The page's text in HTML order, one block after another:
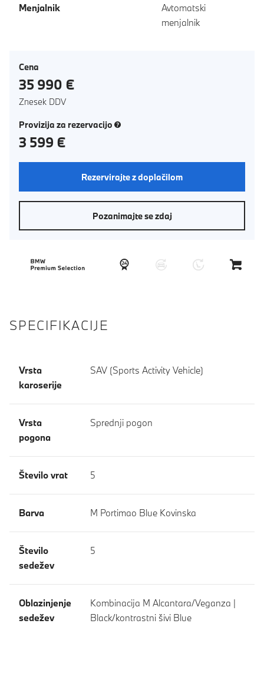
Menjalnik
Avtomatski
menjalnik
Cena
35 990 €
Znesek DDV
Provizija za rezervacijo (novo okno)
3 599 €
Rezervirajte z doplačilom
Pozanimajte se zdaj
SPECIFIKACIJE
Vrsta
karoserije
SAV (Sports Activity Vehicle)
Vrsta
pogona
Sprednji pogon
Število vrat 5
Barva M Portimao Blue Kovinska
Število
sedežev
5
Oblazinjenje
sedežev
Kombinacija M Alcantara/Veganza |
Black/kontrastni šivi Blue